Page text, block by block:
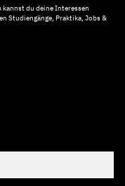
du deine Interessen
Studiengänge, Praktika, Jobs &